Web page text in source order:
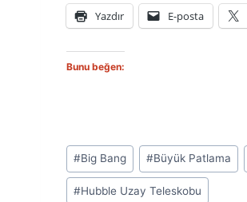
Yazdır E-posta
Bunu beğen:
Post
Tags:
#Big Bang #Büyük Patlama
#Hubble Uzay Teleskobu